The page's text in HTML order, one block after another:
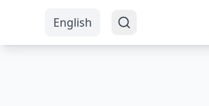
English